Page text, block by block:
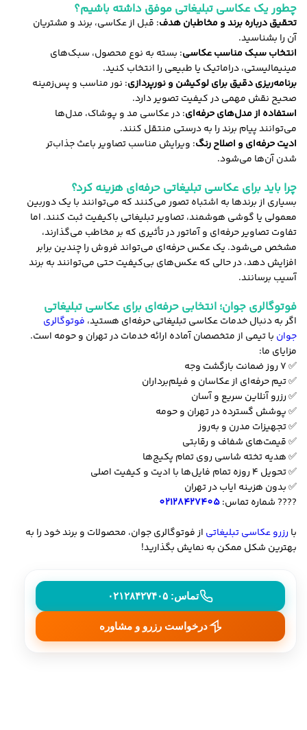
چطور یک عکاسی تبلیغاتی موفق داشته باشیم؟
تحقیق درباره برند و مخاطبان هدف: قبل از عکاسی، برند و مشتریان
آن را بشناسید.
انتخاب سبک مناسب عکاسی: بسته به نوع محصول، سبک‌های
مینیمالیستی، دراماتیک یا طبیعی را انتخاب کنید.
برنامه‌ریزی دقیق برای لوکیشن و نورپردازی: نور مناسب و پس‌زمینه
صحیح نقش مهمی در کیفیت تصویر دارد.
استفاده از مدل‌های حرفه‌ای: در عکاسی مد و پوشاک، مدل‌ها
می‌توانند پیام برند را به درستی منتقل کنند.
ادیت حرفه‌ای و اصلاح رنگ: ویرایش مناسب تصاویر باعث جذاب‌تر
شدن آن‌ها می‌شود.
چرا باید برای عکاسی تبلیغاتی حرفه‌ای هزینه کرد؟
بسیاری از برندها به اشتباه تصور می‌کنند که می‌توانند با یک دوربین
معمولی یا گوشی هوشمند، تصاویر تبلیغاتی باکیفیت ثبت کنند. اما
تفاوت تصاویر حرفه‌ای و آماتور در تأثیری که بر مخاطب می‌گذارند،
مشخص می‌شود. یک عکس حرفه‌ای می‌تواند فروش را چندین برابر
افزایش دهد، در حالی که عکس‌های بی‌کیفیت حتی می‌توانند به برند
آسیب برسانند.
فوتوگالری جوان؛ انتخابی حرفه‌ای برای عکاسی تبلیغاتی
اگر به دنبال خدمات عکاسی تبلیغاتی حرفه‌ای هستید، فوتوگالری
جوان با تیمی از متخصصان آماده ارائه خدمات در تهران و حومه است.
مزایای ما:
✅ ۷ روز ضمانت بازگشت وجه
✅ تیم حرفه‌ای از عکاسان و فیلم‌برداران
✅ رزرو آنلاین سریع و آسان
✅ پوشش گسترده در تهران و حومه
✅ تجهیزات مدرن و به‌روز
✅ قیمت‌های شفاف و رقابتی
✅ هدیه تخته شاسی روی تمام پکیج‌ها
✅ تحویل ۴ روزه تمام فایل‌ها با ادیت و کیفیت اصلی
✅ بدون هزینه ایاب در تهران
???? شماره تماس:02128427405
با رزرو عکاسی تبلیغاتی از فوتوگالری جوان، محصولات و برند خود را به
بهترین شکل ممکن به نمایش بگذارید!
تماس: ۰۲۱۲۸۴۲۷۴۰۵
درخواست رزرو و مشاوره